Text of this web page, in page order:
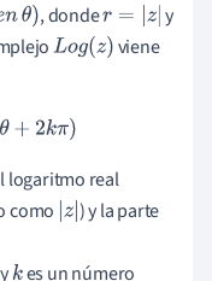
, donder= |z|
y
Log(z)
viene
kπ)
logaritmo real
como z| ) y la parte
y es un número